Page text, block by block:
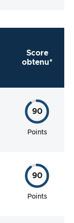
Score
obtenu*
90
Points
90
Points